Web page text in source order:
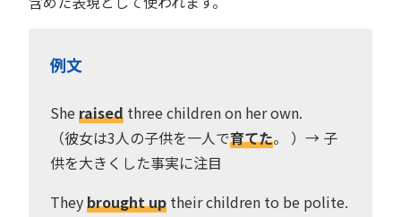
例文
Sheraised three children on her own.
（彼女は3人の子供を一人で育てた。 ）→ 子
供を大きくした事実に注目
Theybrought up their children to be polite.